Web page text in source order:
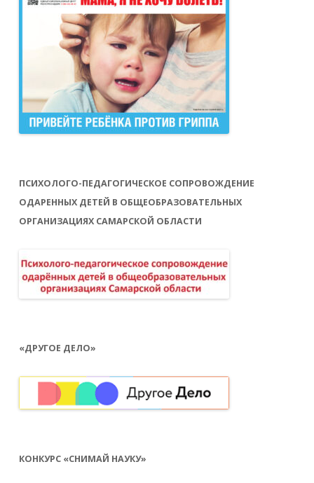
ПСИХОЛОГО-ПЕДАГОГИЧЕСКОЕ СОПРОВОЖДЕНИЕ
ОДАРЕННЫХ ДЕТЕЙ В ОБЩЕОБРАЗОВАТЕЛЬНЫХ
ОРГАНИЗАЦИЯХ САМАРСКОЙ ОБЛАСТИ
«ДРУГОЕ ДЕЛО»
КОНКУРС «СНИМАЙ НАУКУ»